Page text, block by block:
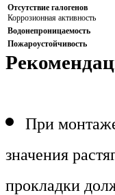
Отсутствие галогенов
Коррозионная активность
Водонепроницаемость
Пожароустойчивость
При
значения
прокладки